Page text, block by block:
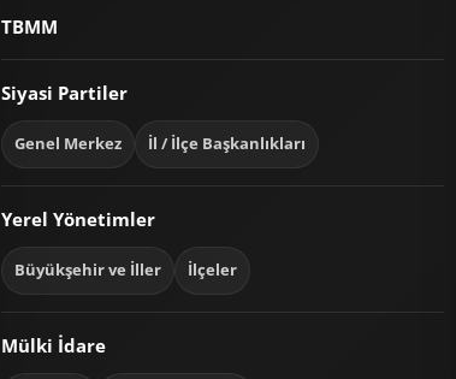
TBMM
Siyasi Partiler
Genel Merkez İl / İlçe Başkanlıkları
Yerel Yönetimler
Büyükşehir ve İller İlçeler
Mülki İdare